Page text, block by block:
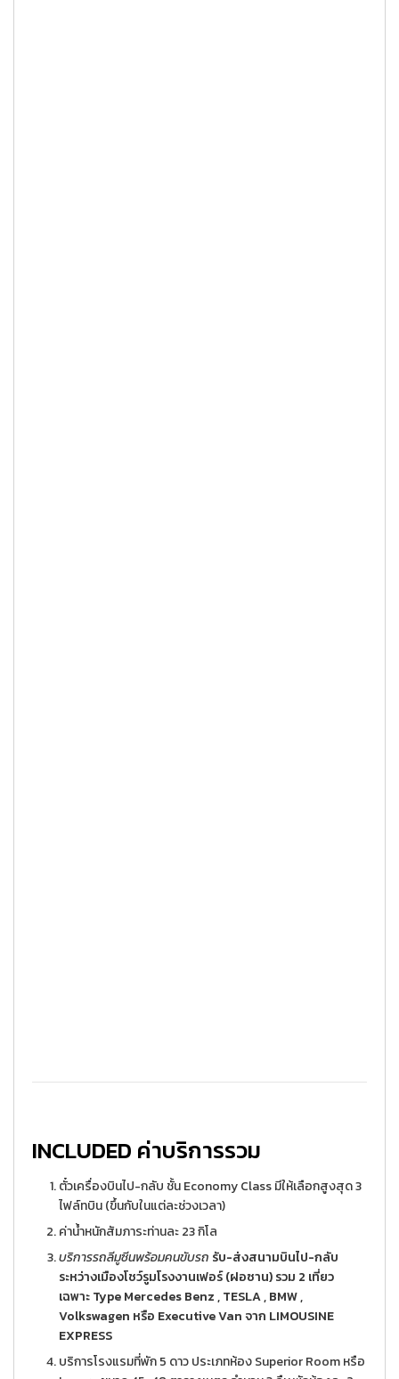
INCLUDED ค่าบริการรวม
ตั๋วเครื่องบินไป-กลับ ชั้น Economy Class มีให้เลือกสูงสุด 3
ไฟล์ทบิน (ขึ้นกับในแต่ละช่วงเวลา)
ค่าน้ำหนักสัมภาระท่านละ 23 กิโล
บริการรถลีมูซีนพร้อมคนขับรถ รับ-ส่งสนามบินไป-กลับ
ระหว่างเมืองโชว์รูมโรงงานเฟอร์ (ฝอซาน) รวม 2 เที่ยว
เฉพาะ Type Mercedes Benz , TESLA , BMW ,
Volkswagen หรือ Executive Van จาก LIMOUSINE
EXPRESS
บริการโรงแรมที่พัก 5 ดาว ประเภทห้อง Superior Room หรือ